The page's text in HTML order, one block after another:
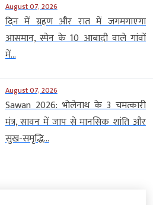
August 07, 2026
दिन में ग्रहण और रात में जगमगाएगा
आसमान, स्पेन के 10 आबादी वाले गांवों
में...
August 07, 2026
Sawan 2026: भोलेनाथ के 3 चमत्कारी
मंत्र, सावन में जाप से मानसिक शांति और
सुख-समृद्धि...